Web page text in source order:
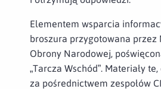
Elementem wsparcia
broszura przygotowana przez
Obrony Narodowej,
„Tarcza Wschód”. Materiały
za pośrednictwem zespołów